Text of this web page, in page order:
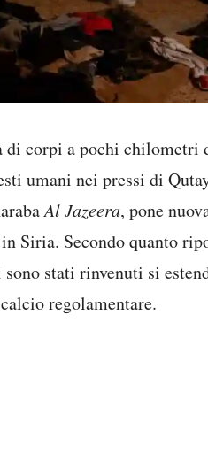
corpi a pochi chilometri
umani nei pressi di
Al Jazeera, pone
Siria. Secondo quanto
stati rinvenuti si
regolamentare.